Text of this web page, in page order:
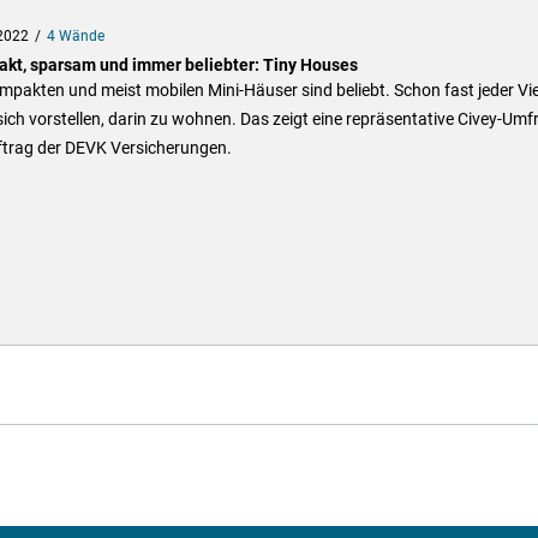
4 Wände
sparsam und immer beliebter: Tiny Houses
und meist mobilen Mini-Häuser sind beliebt. Schon fast jeder
vorstellen, darin zu wohnen. Das zeigt eine repräsentative Civey-
der DEVK Versicherungen.